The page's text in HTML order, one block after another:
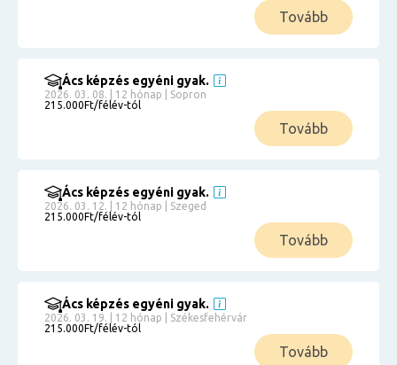
Tovább
Ács képzés egyéni gyak.
2026. 03. 08. | 12 hónap | Sopron
215.000Ft/félév-tól
Tovább
Ács képzés egyéni gyak.
2026. 03. 12. | 12 hónap | Szeged
215.000Ft/félév-tól
Tovább
Ács képzés egyéni gyak.
2026. 03. 19. | 12 hónap | Székesfehérvár
215.000Ft/félév-tól
Tovább